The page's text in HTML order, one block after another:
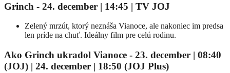
Grinch - 24. december | 14:45 | TV JOJ
Zelený mrzút, ktorý neznáša Vianoce, ale nakoniec im predsa
len príde na chuť. Ideálny film pre celú rodinu.
Ako Grinch ukradol Vianoce - 23. december | 08:40
(JOJ) | 24. december | 18:50 (JOJ Plus)